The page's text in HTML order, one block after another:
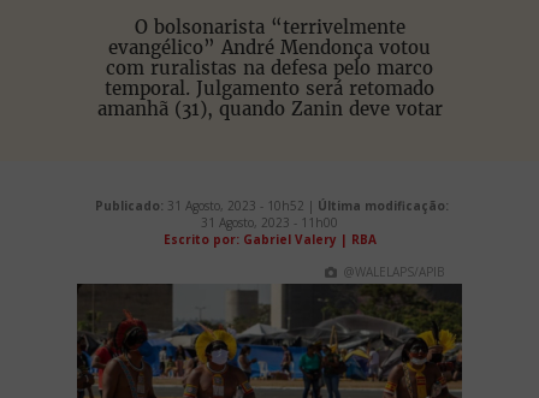
O bolsonarista “terrivelmente
evangélico” André Mendonça votou
com ruralistas na defesa pelo marco
temporal. Julgamento será retomado
amanhã (31), quando Zanin deve votar
Publicado: 31 Agosto, 2023 - 10h52 | Última modificação:
31 Agosto, 2023 - 11h00
Escrito por: Gabriel Valery | RBA
@WALELAPS/APIB